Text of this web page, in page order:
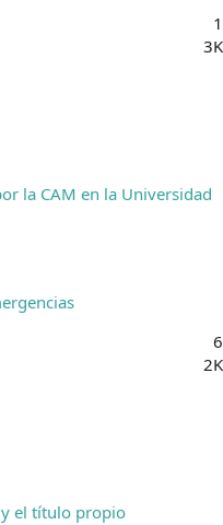
1
3K
la CAM en la Universidad
6
2K
el título propio